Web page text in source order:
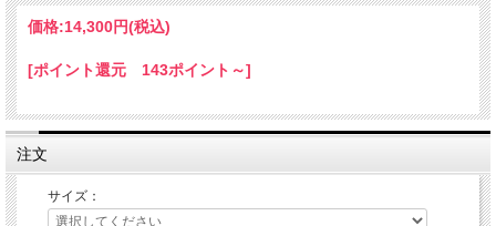
価格:14,300円(税込)
[ポイント還元 143ポイント～]
注文
サイズ：